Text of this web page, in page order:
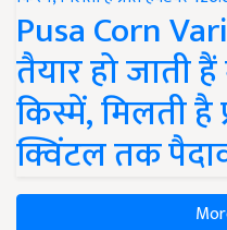
Pusa Corn
तैयार हो जाती
किस्में, मिलती है
क्विंटल तक